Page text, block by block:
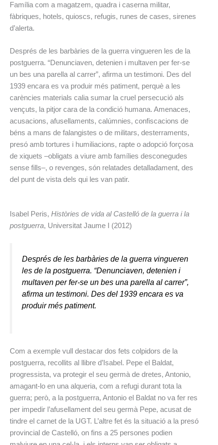
Família com a magatzem, quadra i caserna militar,
fàbriques, hotels, quioscs, refugis, runes de cases, sirenes
d’alerta.
Després de les barbàries de la guerra vingueren les de la
postguerra. “Denunciaven, detenien i multaven per fer-se
un bes una parella al carrer”, afirma un testimoni. Des del
1939 encara es va produir més patiment, perquè a les
carències materials calia sumar la cruel persecució als
vençuts, la pitjor cara de la condició humana. Amenaces,
acusacions, afusellaments, calúmnies, confiscacions de
béns a mans de falangistes o de militars, desterraments,
presó amb tortures i humiliacions, rapte o adopció forçosa
de xiquets ‒obligats a viure amb famílies desconegudes
sense fills‒, o revenges, són relatades detalladament, des
del punt de vista dels qui les van patir.
Isabel Peris, Històries de vida al Castelló de la guerra i la
postguerra, Universitat Jaume I (2012)
Després de les barbàries de la guerra vingueren
les de la postguerra. “Denunciaven, detenien i
multaven per fer-se un bes una parella al carrer”,
afirma un testimoni. Des del 1939 encara es va
produir més patiment.
Com a exemple vull destacar dos fets colpidors de la
postguerra, recollits al llibre d’Isabel. Pepe el Baldat,
progressista, va protegir el seu germà de dretes, Antonio,
amagant-lo en una alqueria, com a refugi durant tota la
guerra; però, a la postguerra, Antonio el Baldat no va fer res
per impedir l’afusellament del seu germà Pepe, acusat de
tindre el carnet de la UGT. L’altre fet és la situació a la presó
provincial de Castelló, on fins a 25 persones podien